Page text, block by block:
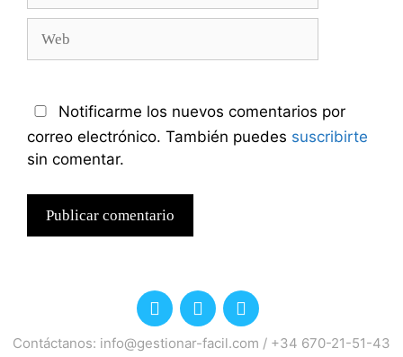
Notificarme los nuevos comentarios por
correo electrónico. También puedes suscribirte
sin comentar.
Contáctanos: info@gestionar-facil.com / +34 670-21-51-43